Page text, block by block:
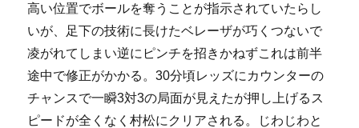
高い位置でボールを奪うことが指示されていたらし
いが、足下の技術に長けたベレーザが巧くつないで
凌がれてしまい逆にピンチを招きかねずこれは前半
途中で修正がかかる。30分頃レッズにカウンターの
チャンスで一瞬3対3の局面が見えたが押し上げるス
ピードが全くなく村松にクリアされる。じわじわと